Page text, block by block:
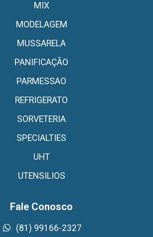
MIX
MODELAGEM
MUSSARELA
PANIFICAÇÃO
PARMESSAO
REFRIGERATO
SORVETERIA
SPECIALTIES
UHT
UTENSILIOS
Fale Conosco
(81) 99166-2327